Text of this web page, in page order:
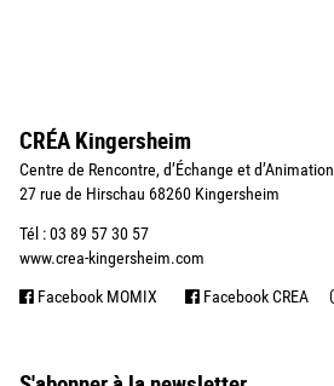
CRÉA Kingersheim
Centre de Rencontre, d’Échange et d’Animation
27 rue de Hirschau 68260 Kingersheim
Tél : 03 89 57 30 57
www.crea-kingersheim.com
Facebook MOMIX Facebook CREA